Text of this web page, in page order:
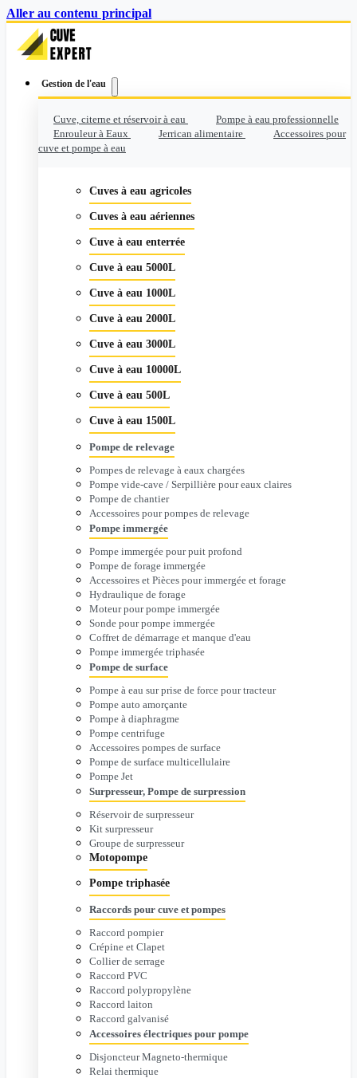
Aller au contenu principal
Gestion de l'eau
Cuve, citerne et réservoir à eau
Pompe à eau professionnelle
Enrouleur à Eaux
Jerrican alimentaire
Accessoires pour
cuve et pompe à eau
Cuves à eau agricoles
Cuves à eau aériennes
Cuve à eau enterrée
Cuve à eau 5000L
Cuve à eau 1000L
Cuve à eau 2000L
Cuve à eau 3000L
Cuve à eau 10000L
Cuve à eau 500L
Cuve à eau 1500L
Pompe de relevage
Pompes de relevage à eaux chargées
Pompe vide-cave / Serpillière pour eaux claires
Pompe de chantier
Accessoires pour pompes de relevage
Pompe immergée
Pompe immergée pour puit profond
Pompe de forage immergée
Accessoires et Pièces pour immergée et forage
Hydraulique de forage
Moteur pour pompe immergée
Sonde pour pompe immergée
Coffret de démarrage et manque d'eau
Pompe immergée triphasée
Pompe de surface
Pompe à eau sur prise de force pour tracteur
Pompe auto amorçante
Pompe à diaphragme
Pompe centrifuge
Accessoires pompes de surface
Pompe de surface multicellulaire
Pompe Jet
Surpresseur, Pompe de surpression
Réservoir de surpresseur
Kit surpresseur
Groupe de surpresseur
Motopompe
Pompe triphasée
Raccords pour cuve et pompes
Raccord pompier
Crépine et Clapet
Collier de serrage
Raccord PVC
Raccord polypropylène
Raccord laiton
Raccord galvanisé
Accessoires électriques pour pompe
Disjoncteur Magneto-thermique
Relai thermique